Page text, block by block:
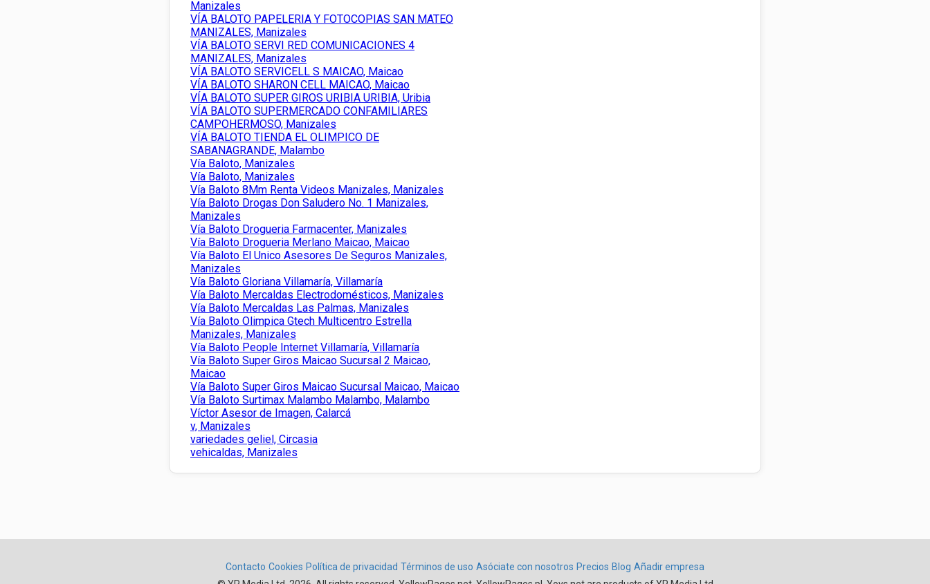
Manizales
VÍA BALOTO PAPELERIA Y FOTOCOPIAS SAN MATEO
MANIZALES, Manizales
VÍA BALOTO SERVI RED COMUNICACIONES 4
MANIZALES, Manizales
VÍA BALOTO SERVICELL S MAICAO, Maicao
VÍA BALOTO SHARON CELL MAICAO, Maicao
VÍA BALOTO SUPER GIROS URIBIA URIBIA, Uribia
VÍA BALOTO SUPERMERCADO CONFAMILIARES
CAMPOHERMOSO, Manizales
VÍA BALOTO TIENDA EL OLIMPICO DE
SABANAGRANDE, Malambo
Vía Baloto, Manizales
Vía Baloto, Manizales
Vía Baloto 8Mm Renta Videos Manizales, Manizales
Vía Baloto Drogas Don Saludero No. 1 Manizales,
Manizales
Vía Baloto Drogueria Farmacenter, Manizales
Vía Baloto Drogueria Merlano Maicao, Maicao
Vía Baloto El Unico Asesores De Seguros Manizales,
Manizales
Vía Baloto Gloriana Villamaría, Villamaría
Vía Baloto Mercaldas Electrodomésticos, Manizales
Vía Baloto Mercaldas Las Palmas, Manizales
Vía Baloto Olimpica Gtech Multicentro Estrella
Manizales, Manizales
Vía Baloto People Internet Villamaría, Villamaría
Vía Baloto Super Giros Maicao Sucursal 2 Maicao,
Maicao
Vía Baloto Super Giros Maicao Sucursal Maicao, Maicao
Vía Baloto Surtimax Malambo Malambo, Malambo
Víctor Asesor de Imagen, Calarcá
v, Manizales
variedades geliel, Circasia
vehicaldas, Manizales
Contacto Cookies Política de privacidad Términos de uso Asóciate con nosotros Precios Blog Añadir empresa